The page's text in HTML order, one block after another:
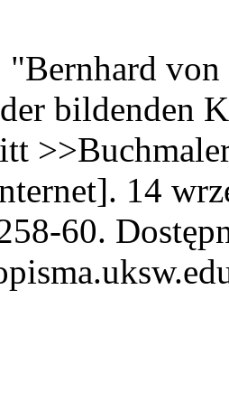
bildenden
14
60.